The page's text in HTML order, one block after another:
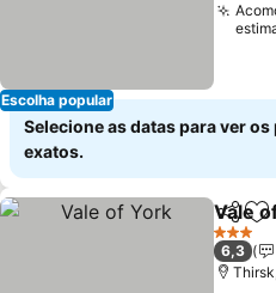
Escolha popular
Selecione as datas para ver
exatos.
Partilhar
Vale
3 Estrelas
6,3